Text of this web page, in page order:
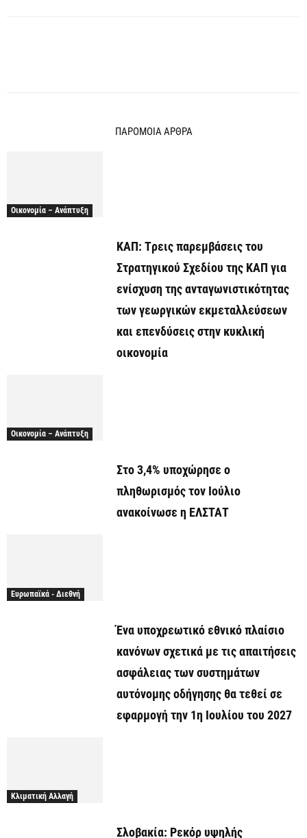
ΠΑΡΟΜΟΙΑ ΑΡΘΡΑ
Οικονομία – Ανάπτυξη
ΚΑΠ: Tρεις παρεμβάσεις του
Στρατηγικού Σχεδίου της ΚΑΠ για
ενίσχυση της ανταγωνιστικότητας
των γεωργικών εκμεταλλεύσεων
και επενδύσεις στην κυκλική
οικονομία
Οικονομία – Ανάπτυξη
Στο 3,4% υποχώρησε ο
πληθωρισμός τον Ιούλιο
ανακοίνωσε η ΕΛΣΤΑΤ
Ευρωπαϊκά - Διεθνή
Ένα υποχρεωτικό εθνικό πλαίσιο
κανόνων σχετικά με τις απαιτήσεις
ασφάλειας των συστημάτων
αυτόνομης οδήγησης θα τεθεί σε
εφαρμογή την 1η Ιουλίου του 2027
Κλιματική Αλλαγή
Σλοβακία: Ρεκόρ υψηλής